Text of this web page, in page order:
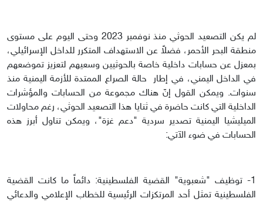
لم يكن التصعيد الحوثي منذ نوفمبر 2023 وحتى اليوم على مستوى
منطقة البحر الأحمر، فضلاً عن الاستهداف المتكرر للداخل الإسرائيلي،
بمعزل عن حسابات داخلية خاصة بالحوثيين وسعيهم لتعزيز تموضعهم
في الداخل اليمني، في إطار حالة الصراع الممتدة للأزمة اليمنية منذ
سنوات. ويمكن القول إنّ هناك مجموعة من الحسابات والمؤشرات
الداخلية التي كانت حاضرة في ثنايا هذا التصعيد الحوثي، رغم محاولات
الميليشيا اليمنية تصدير سردية "دعم غزة"، ويمكن تناول أبرز هذه
الحسابات في ضوء الآتي:
1- توظيف "شعبوية" القضية الفلسطينية:
دائماً ما كانت القضية
الفلسطينية تمثل أحد المرتكزات الرئيسية للخطاب الإعلامي والدعائي